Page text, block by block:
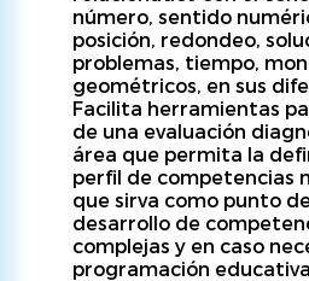
número, sentido
posición, redondeo,
problemas, tiempo,
geométricos, en sus
Facilita herramientas
de una evaluación
área que permita la
perfil de competencias
que sirva como punto
desarrollo de
complejas y en caso
programación